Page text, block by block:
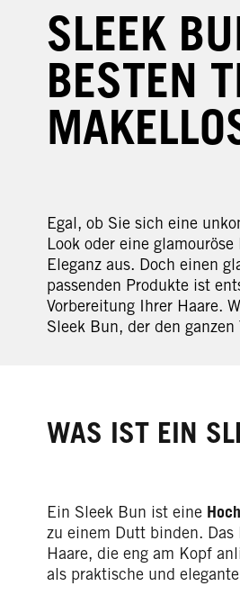
SLEEK
BESTEN
Egal, ob Sie sich eine
Look oder eine
Eleganz aus. Doch einen
passenden Produkte ist
Vorbereitung Ihrer Haare.
Sleek Bun, der den ganzen
WAS IST EIN
Ein Sleek Bun ist eine
zu einem Dutt binden. Das
Haare, die eng am Kopf
als praktische und